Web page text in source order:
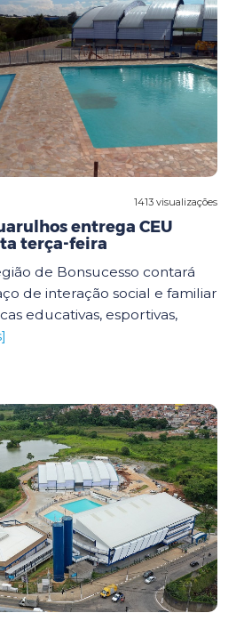
1413 visualizações
entrega CEU
terça-feira
de Bonsucesso contará
de interação social e familiar
educativas, esportivas,